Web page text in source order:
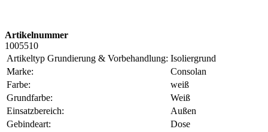
Artikelnummer
1005510
Artikeltyp Grundierung & Vorbehandlung: Isoliergrund
Marke:
Consolan
Farbe:
weiß
Grundfarbe:
Weiß
Einsatzbereich:
Außen
Gebindeart:
Dose